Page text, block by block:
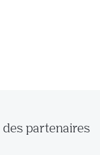
des partenaires